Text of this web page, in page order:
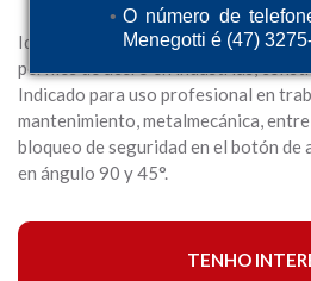
O número de
Menegotti é (47)
Ideal para el corte de materiales
perfiles de acero en industrias,
Indicado para uso profesional en
mantenimiento, metalmecánica,
bloqueo de seguridad en el botón
en ángulo 90 y 45°.
TENHO